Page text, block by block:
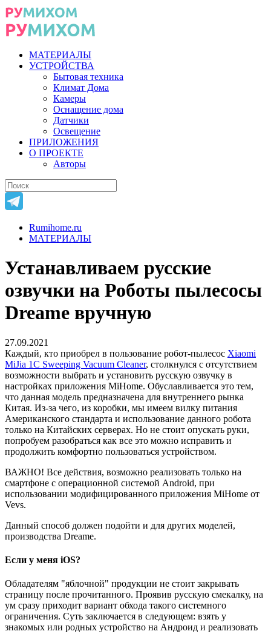
МАТЕРИАЛЫ
УСТРОЙСТВА
Бытовая техника
Климат Дома
Камеры
Оснащение дома
Датчики
Освещение
ПРИЛОЖЕНИЯ
О ПРОЕКТЕ
Авторы
Rumihome.ru
МАТЕРИАЛЫ
Устанавливаем русские
озвучки на Роботы пылесосы
Dreame вручную
27.09.2021
Каждый, кто приобрел в пользование робот-пылесос Xiaomi
MiJia 1C Sweeping Vacuum Cleaner, столкнулся с отсутствием
возможности выбрать и установить русскую озвучку в
настройках приложения MiHome. Обуславливается это тем,
что данная модель предназначена для внутреннего рынка
Китая. Из-за чего, из коробки, мы имеем вилку питания
Американского стандарта и использование данного робота
только на Китайских серверах. Но не стоит опускать руки,
попробуем разобраться как все это можно исправить и
продолжить комфортно пользоваться устройством.
ВАЖНО! Все действия, возможно реализовать только на
смартфоне с операционной системой Android, при
использовании модифицированного приложения MiHome от
Vevs.
Данный способ должен подойти и для других моделей,
производства Dreame.
Если у меня iOS?
Обладателям "яблочной" продукции не стоит закрывать
страницу после прочитанного. Проявив русскую смекалку, на
ум сразу приходит вариант обхода такого системного
ограничения. Суть заключается в следующем: взять у
знакомых или родных устройство на Андроид и реализовать